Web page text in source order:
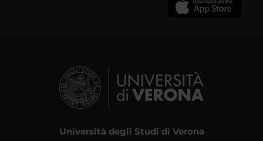
Università degli Studi di Verona